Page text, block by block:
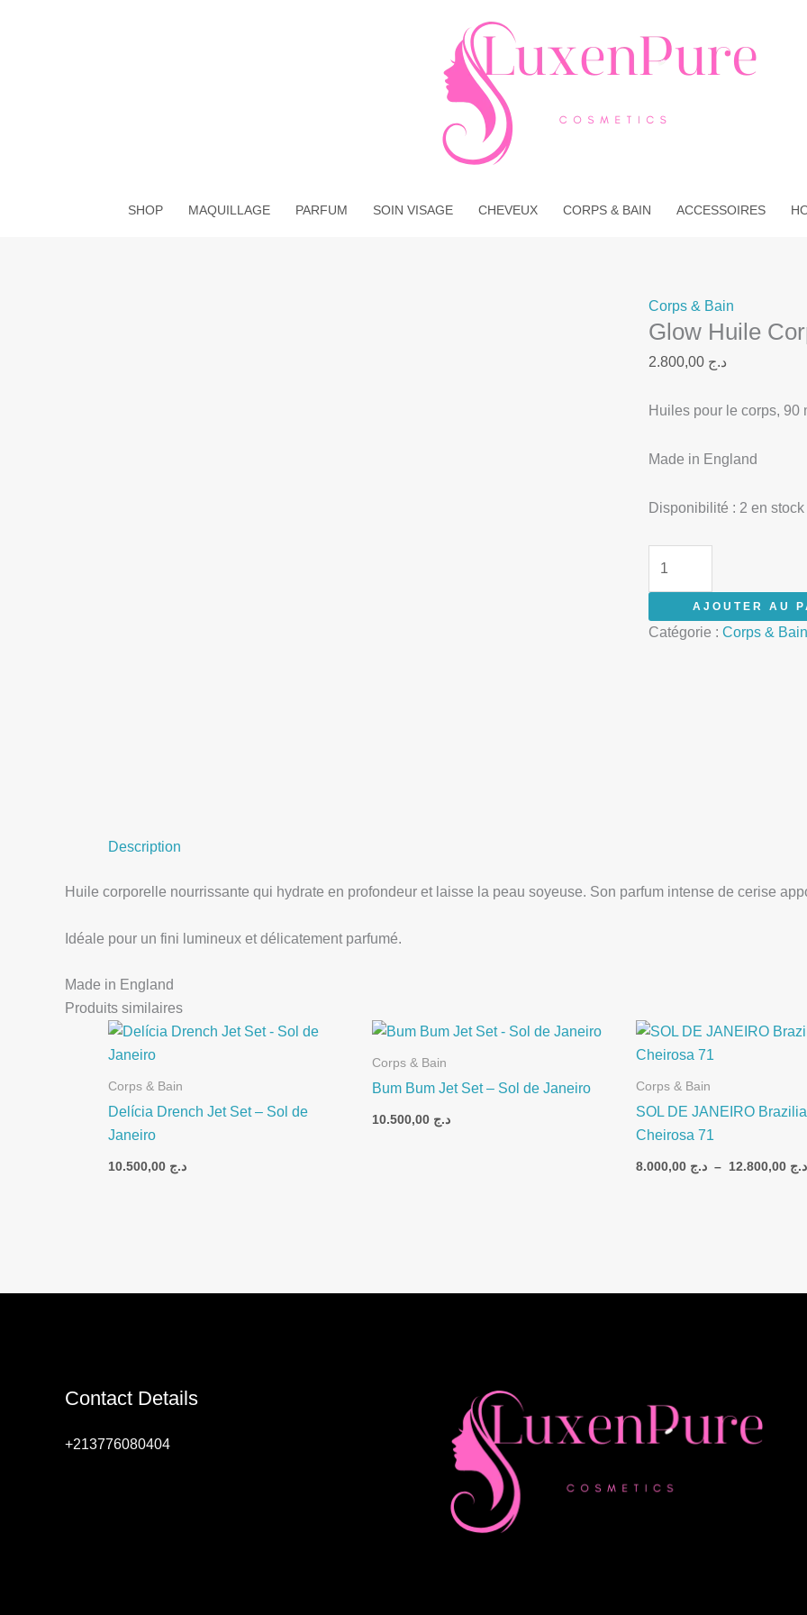
SHOP MAQUILLAGE PARFUM SOIN VISAGE CHEVEUX CORPS & BAIN ACCESSOIRES
Corps & Bain
Glow Huile
د.ج
Huiles pour le corps, 90
Made in England
Disponibilité : 2 en stock
de
Glow
Body
AJOUTER AU
Catégorie : Corps & Bain
Description
Huile corporelle nourrissante qui hydrate en profondeur et laisse la peau soyeuse. Son parfum intense de cerise
Idéale pour un fini lumineux et délicatement parfumé.
Made in England
Produits similaires
Corps & Bain
Delícia Drench Jet Set – Sol de
Janeiro
د.ج
Corps & Bain
Bum Bum Jet Set – Sol de Janeiro
د.ج
Corps & Bain
SOL DE JANEIRO
Cheirosa 71
د.ج – د.ج
Contact Details
+213776080404